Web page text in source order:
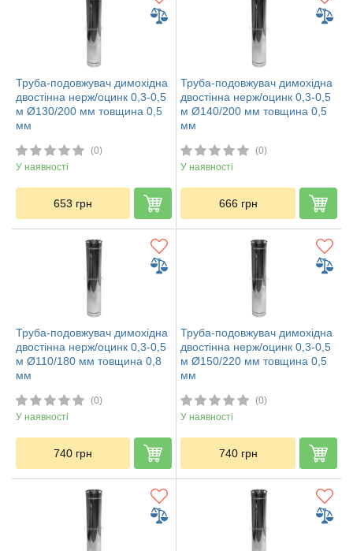
Труба-подовжувач димохідна
двостінна нерж/оцинк 0,3-0,5
м Ø130/200 мм товщина 0,5
мм
(0)
У наявності
653 грн
Труба-подовжувач димохідна
двостінна нерж/оцинк 0,3-0,5
м Ø140/200 мм товщина 0,5
мм
(0)
У наявності
666 грн
Труба-подовжувач димохідна
двостінна нерж/оцинк 0,3-0,5
м Ø110/180 мм товщина 0,8
мм
(0)
У наявності
740 грн
Труба-подовжувач димохідна
двостінна нерж/оцинк 0,3-0,5
м Ø150/220 мм товщина 0,5
мм
(0)
У наявності
740 грн